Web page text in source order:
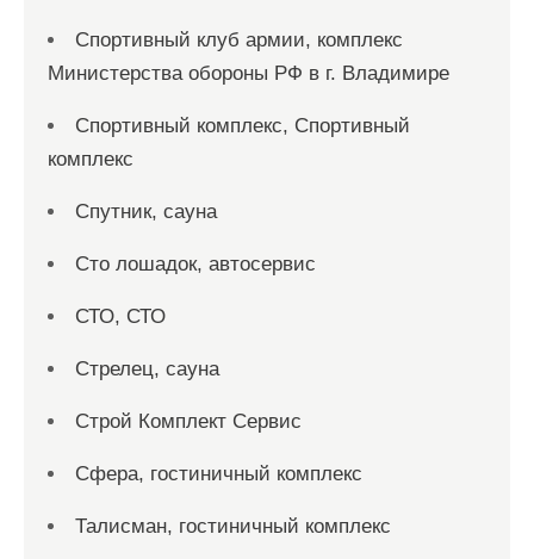
Спортивный клуб армии, комплекс
Министерства обороны РФ в г. Владимире
Спортивный комплекс, Спортивный
комплекс
Спутник, сауна
Сто лошадок, автосервис
СТО, СТО
Стрелец, сауна
Строй Комплект Сервис
Сфера, гостиничный комплекс
Талисман, гостиничный комплекс